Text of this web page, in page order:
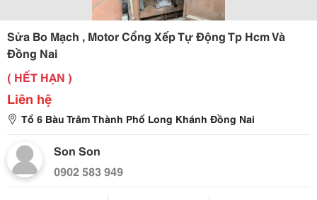
Sửa Bo Mạch , Motor Cổng Xếp Tự Động Tp Hcm Và
Đồng Nai
( HẾT HẠN )
Liên hệ
Tổ 6 Bàu Trâm Thành Phố Long Khánh Đồng Nai
Son Son
0902 583 949